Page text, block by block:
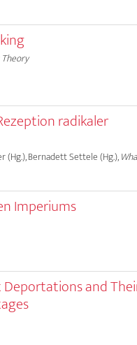
radikaler
(Hg.), Bernadett Settele (Hg.),
Imperiums
and